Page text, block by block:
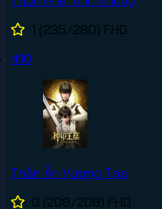
1 (235/280) FHD
#10
Thần Ấn Vương Tọa
0 (208/208) FHD